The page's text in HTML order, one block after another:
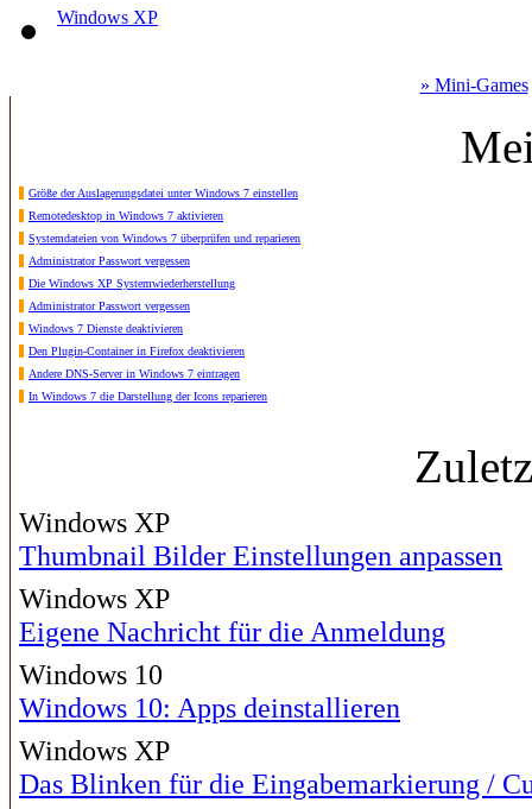
Windows XP
» Mini-Games
Größe der Auslagerungsdatei unter Windows 7 einstellen
Remotedesktop in Windows 7 aktivieren
Systemdateien von Windows 7 überprüfen und reparieren
Administrator Passwort vergessen
Die Windows XP Systemwiederherstellung
Administrator Passwort vergessen
Windows 7 Dienste deaktivieren
Den Plugin-Container in Firefox deaktivieren
Andere DNS-Server in Windows 7 eintragen
In Windows 7 die Darstellung der Icons reparieren
Windows XP
Thumbnail Bilder Einstellungen anpassen
Windows XP
Eigene Nachricht für die Anmeldung
Windows 10
Windows 10: Apps deinstallieren
Windows XP
Das Blinken für die Eingabemarkierung /